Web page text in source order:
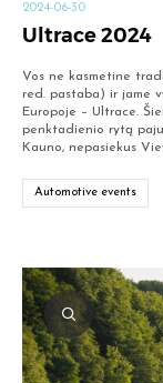
2024-06-30
Ultrace 2024
Vos ne kasmetine
red. pastaba) ir jame
Europoje – Ultrace.
penktadienio rytą
Kauno, nepasiekus
Automotive events